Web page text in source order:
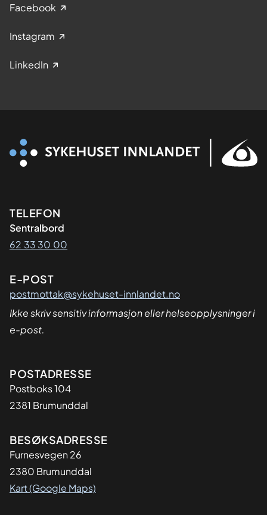
Facebook
Instagram
LinkedIn
Kontaktinformasjon
TELEFON
Sentralbord
62 33 30 00
E-POST
postmottak@sykehuset-innlandet.no
Ikke skriv sensitiv informasjon eller helseopplysninger i
e-post.
Adresse
POSTADRESSE
Postboks 104
2381 Brumunddal
BESØKSADRESSE
Furnesvegen 26
2380 Brumunddal
Kart (Google Maps)